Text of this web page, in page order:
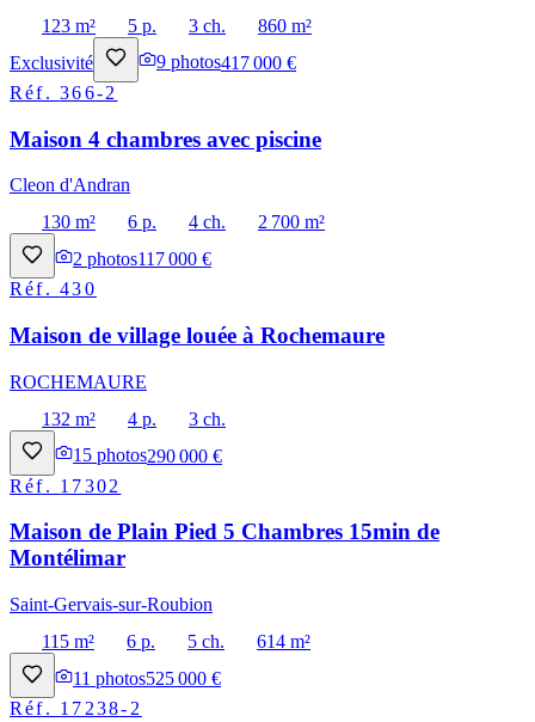
123 m²
5 p. 3 ch.
860 m²
Exclusivité
9 photos417 000 €
Réf.366-2
Maison 4 chambres avec piscine
Cleon d'Andran
130 m²
6 p. 4 ch.
2 700 m²
2 photos117 000 €
Réf.430
Maison de village louée à Rochemaure
ROCHEMAURE
132 m²
4 p.
3 ch.
15 photos290 000 €
Réf. 17302
Maison de Plain Pied 5 Chambres 15min de
Montélimar
Saint-Gervais-sur-Roubion
115 m²
6 p. 5 ch.
614 m²
11 photos525 000 €
Réf. 17238-2